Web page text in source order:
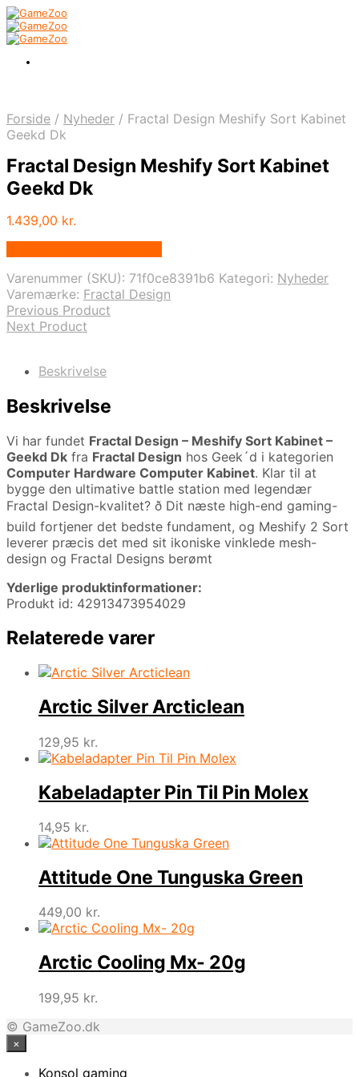
Forside / Nyheder / Fractal Design Meshify Sort Kabinet
Geekd Dk
Fractal Design Meshify Sort Kabinet
Geekd Dk
1.439,00 kr.
Varenummer (SKU): 71f0ce8391b6 Kategori: Nyheder
Varemærke: Fractal Design
Previous Product
Next Product
Beskrivelse
Beskrivelse
Vi har fundet Fractal Design – Meshify Sort Kabinet –
Geekd Dk fra Fractal Design hos Geek´d i kategorien
Computer Hardware Computer Kabinet. Klar til at
bygge den ultimative battle station med legendær
Fractal Design-kvalitet? ð Dit næste high-end gaming-
build fortjener det bedste fundament, og Meshify 2 Sort
leverer præcis det med sit ikoniske vinklede mesh-
design og Fractal Designs berømt
Yderlige produktinformationer:
Produkt id: 42913473954029
Relaterede varer
Arctic Silver Arcticlean
129,95 kr.
Kabeladapter Pin Til Pin Molex
14,95 kr.
Attitude One Tunguska Green
449,00 kr.
Arctic Cooling Mx- 20g
199,95 kr.
© GameZoo.dk
×
Konsol gaming